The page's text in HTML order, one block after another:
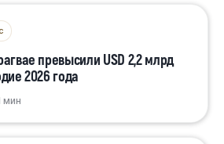
превысили USD 2,2 млрд
2026 года
мин